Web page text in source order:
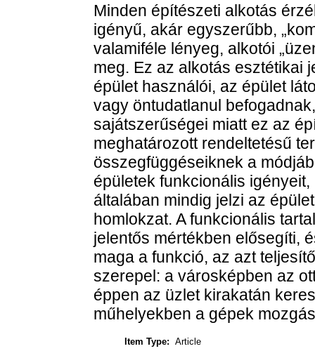
Minden építészeti alkotás
igényű, akár egyszerűbb,
valamiféle lényeg, alkotói
meg. Ez az alkotás esztétikai
épület használói, az épület
vagy öntudatlanul
sajátszerűségei miatt ez az
meghatározott rendeltetésű
összegfüggéseiknek a
épületek funkcionális
általában mindig jelzi az
homlokzat. A funkcionális
jelentős mértékben elősegíti,
maga a funkció, az azt
szerepel: a városképben az
éppen az üzlet kirakatán
műhelyekben a gépek
Item Type: Article